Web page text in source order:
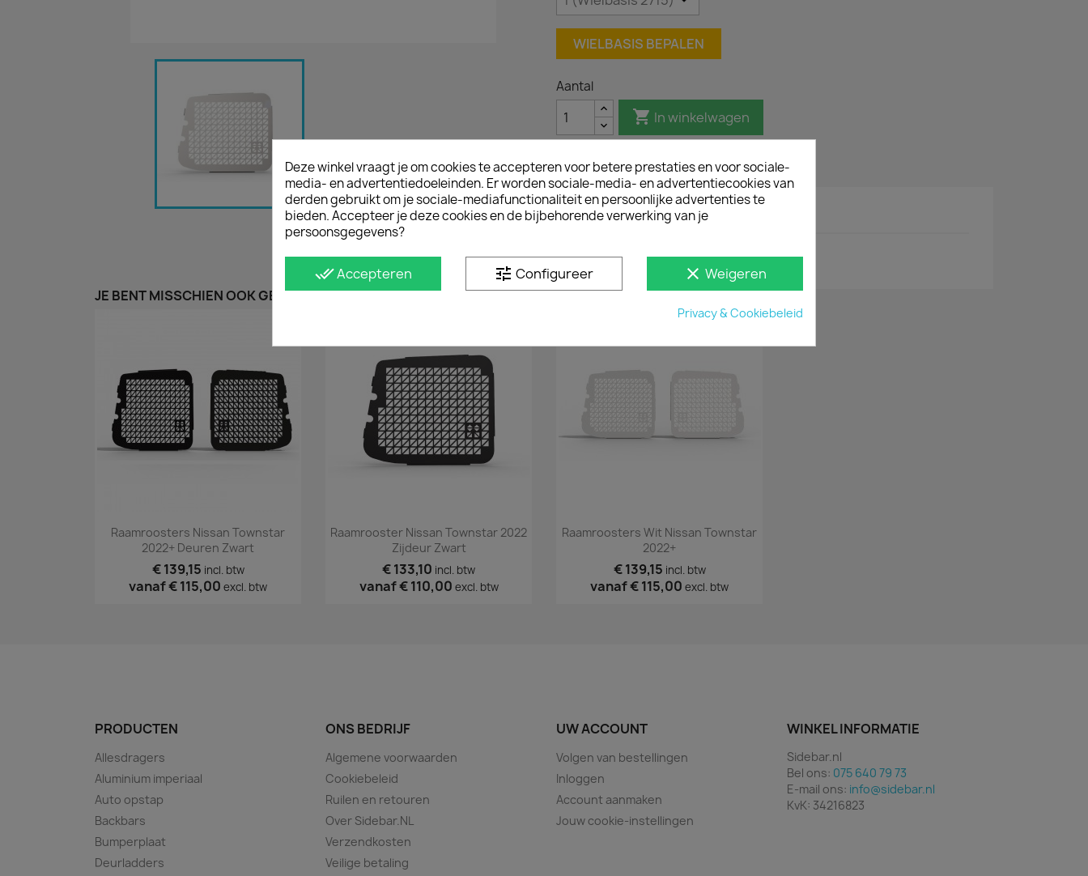
WIELBASIS BEPALEN
Aantal
 In winkelwagen
Productdetails
ReferentieSB_RR037F
JE BENT MISSCHIEN OOK GEÏNTERESSEERD IN
Snel bekijken
Raamroosters Nissan Townstar
2022+ Deuren Zwart
€ 139,15 incl. btw
vanaf€ 115,00 excl. btw
Snel bekijken
Raamrooster Nissan Townstar 2022
Zijdeur Zwart
€ 133,10 incl. btw
vanaf€ 110,00 excl. btw
Snel bekijken
Raamroosters Wit Nissan Townstar
2022+
€ 139,15 incl. btw
vanaf€ 115,00 excl. btw
PRODUCTEN
Allesdragers
Aluminium imperiaal
Auto opstap
Backbars
Bumperplaat
Deurladders
ONS BEDRIJF
Algemene voorwaarden
Cookiebeleid
Ruilen en retouren
Over Sidebar.NL
Verzendkosten
Veilige betaling
UW ACCOUNT
Volgen van bestellingen
Inloggen
Account aanmaken
Jouw cookie-instellingen
WINKEL INFORMATIE
Sidebar.nl
Bel ons: 075 640 79 73
E-mail ons: info@sidebar.nl
KvK: 34216823
Deze winkel vraagt je om cookies te accepteren voor betere prestaties en voor sociale-
media- en advertentiedoeleinden. Er worden sociale-media- en advertentiecookies van
derden gebruikt om je sociale-mediafunctionaliteit en persoonlijke advertenties te
bieden. Accepteer je deze cookies en de bijbehorende verwerking van je
persoonsgegevens?
done_allAccepteren tune Configureer clear Weigeren
Privacy & Cookiebeleid